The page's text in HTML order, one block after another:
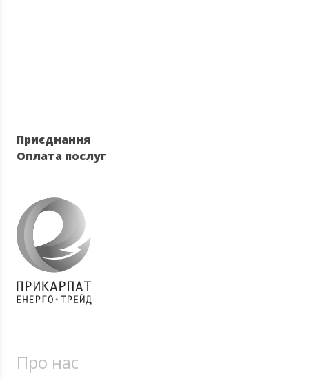
Приєднання
Оплата послуг
Про нас